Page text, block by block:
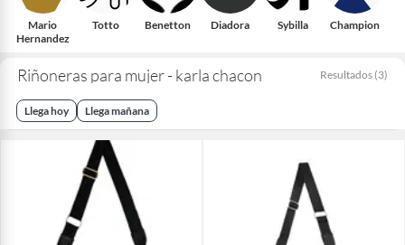
Mario
Hernandez
Totto Benetton Diadora Sybilla Champion
Riñoneras para mujer - karla chacon Resultados (3)
Llega hoy Llega mañana